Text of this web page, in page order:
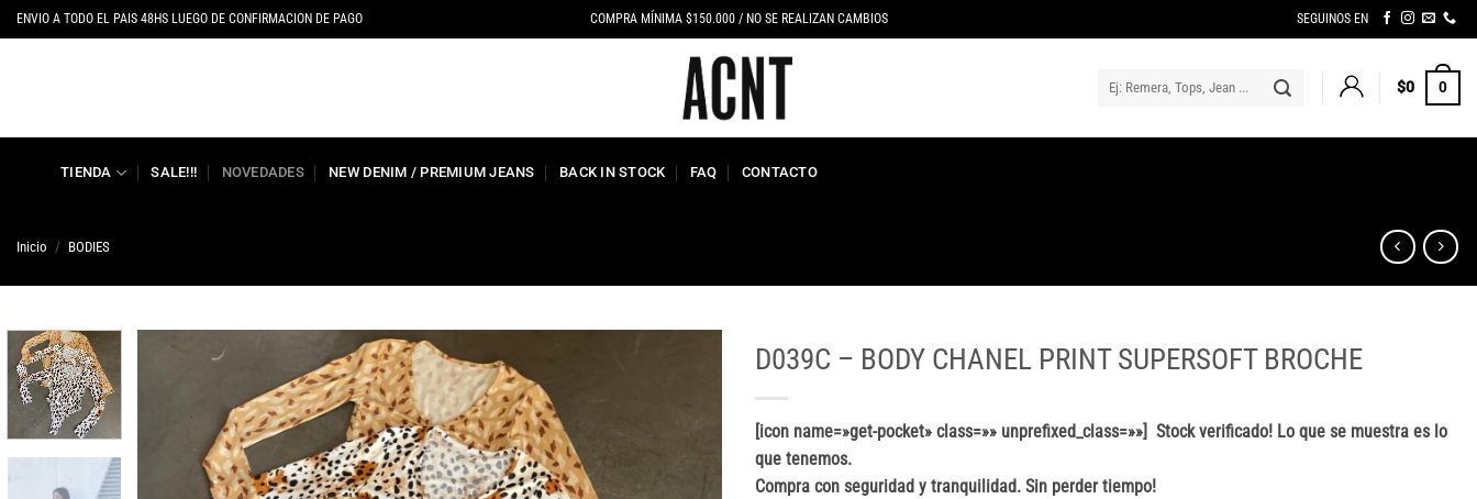
Saltar
al
ENVIO A TODO EL PAIS 48HS LUEGO DE CONFIRMACION DE PAGO COMPRA MÍNIMA $150.000 / NO SE REALIZAN CAMBIOS SEGUINOS EN
Buscar
por:
$0 0
TIENDA SALE!!! NOVEDADES NEW DENIM / PREMIUM JEANS BACK IN STOCK FAQ CONTACTO
Inicio / BODIES
D039C – BODY CHANEL PRINT SUPERSOFT BROCHE
[icon name=»get-pocket» class=»» unprefixed_class=»»] Stock verificado! Lo que se muestra es lo
que tenemos.
Compra con seguridad y tranquilidad. Sin perder tiempo!